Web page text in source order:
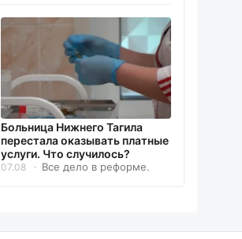
Больница Нижнего Тагила
перестала оказывать платные
услуги. Что случилось?
07.08 Все дело в реформе.